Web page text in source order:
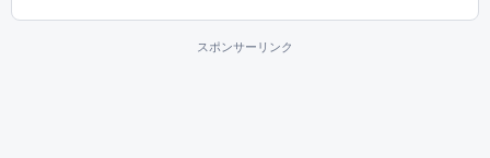
スポンサーリンク